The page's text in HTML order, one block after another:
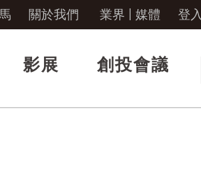
關於我們 業界 | 媒體 登入
影展 創投會議